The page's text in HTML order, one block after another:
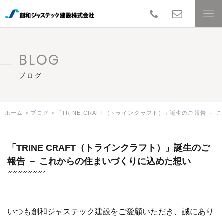
創和ジャス
BLOG
ブログ
ホーム ブログ 「TRINE CRAFT（トラインクラフト）」誕生のご報告 －
「TRINE CRAFT（トラインクラフト）」誕生のご
報告 － これからの住まいづくりに込めた想い
いつも創和ジャステック建設をご愛顧いただき、誠にあり